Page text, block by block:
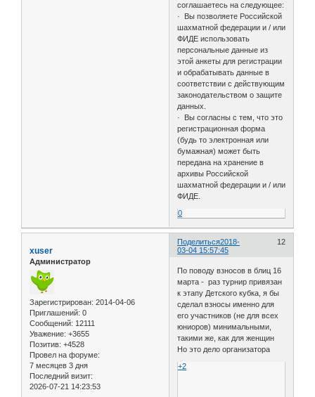
соглашаетесь на следующее:
· Вы позволяете Российской
шахматной федерации и / или
ФИДЕ использовать
персональные данные из
этой анкеты для регистрации
и обрабатывать данные в
соответствии с действующим
законодательством о защите
данных.
· Вы согласны с тем, что это
регистрационная форма
(будь то электронная или
бумажная) может быть
передана на хранение в
архивы Российской
шахматной федерации и / или
ФИДЕ.
0
Поделиться 12
2018-
03-04 15:57:45
xuser
Администратор
Зарегистрирован: 2014-04-06
Приглашений: 0
Сообщений: 12111
Уважение: +3655
Позитив: +4528
Провел на форуме:
7 месяцев 3 дня
Последний визит:
2026-07-21 14:23:53
По поводу взносов в блиц 16
марта - раз турнир привязан
к этапу Детского кубка, я бы
сделал взносы именно для
его участников (не для всех
юниоров) минимальными,
такими же, как для женщин
Но это дело организатора
+2